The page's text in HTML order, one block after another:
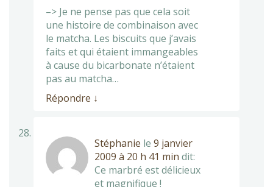
–> Je ne pense pas que cela soit
une histoire de combinaison avec
le matcha. Les biscuits que j’avais
faits et qui étaient immangeables
à cause du bicarbonate n’étaient
pas au matcha…
Répondre ↓
Stéphanie le 9 janvier
2009 à 20 h 41 min dit:
Ce marbré est délicieux
et magnifique !